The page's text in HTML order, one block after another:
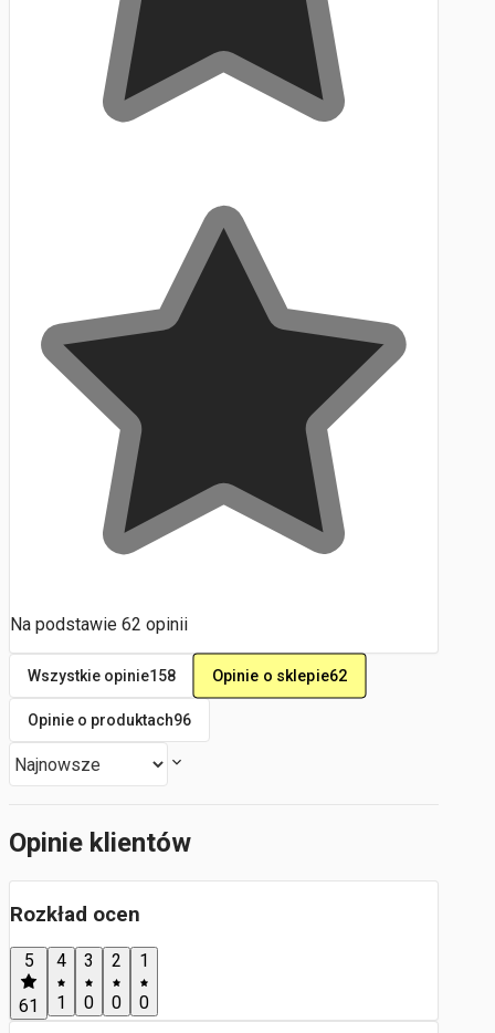
Na podstawie 62 opinii
Wszystkie opinie158 Opinie o sklepie62
Opinie o produktach96
Opinie klientów
Rozkład ocen
5
61
4
1
3
0
2
0
1
0